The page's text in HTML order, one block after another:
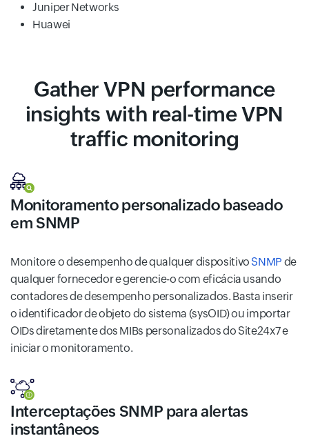
Juniper Networks
Huawei
Gather VPN performance
insights with real-time VPN
traffic monitoring
Monitoramento personalizado baseado
em SNMP
Monitore o desempenho de qualquer dispositivo SNMP de
qualquer fornecedor e gerencie-o com eficácia usando
contadores de desempenho personalizados. Basta inserir
o identificador de objeto do sistema (sysOID) ou importar
OIDs diretamente dos MIBs personalizados do Site24x7 e
iniciar o monitoramento.
Interceptações SNMP para alertas
instantâneos